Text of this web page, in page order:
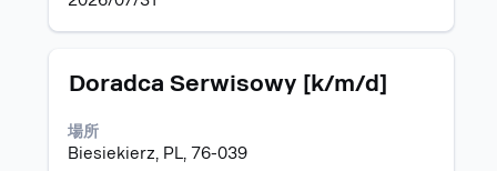
示
る
は、
Space
タ
ト
ル
Doradca Serwisowy [k/m/d]
場所
Biesiekierz, PL, 76-039
求
情
報